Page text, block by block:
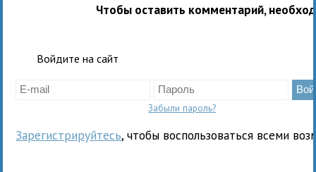
Чтобы оставить комментарий,
Войдите на сайт
Забыли пароль?
Зарегистрируйтесь, чтобы воспользоваться всеми